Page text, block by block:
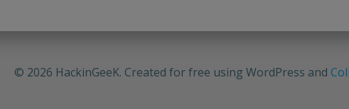
© 2026 HackinGeeK. Created for free using WordPress and